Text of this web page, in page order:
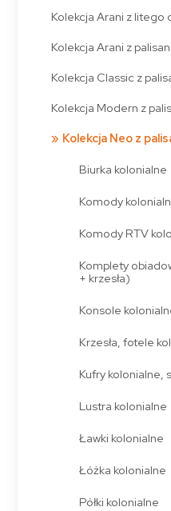
Kolekcja Arani z litego
Kolekcja Arani z
Kolekcja Classic z
Kolekcja Modern z
Kolekcja Neo z
Biurka kolonialne
Komody
Komody RTV
Komplety
+ krzesła)
Konsole
Krzesła, fotele
Kufry kolonialne,
Lustra kolonialne
Ławki kolonialne
Łóżka kolonialne
Półki kolonialne